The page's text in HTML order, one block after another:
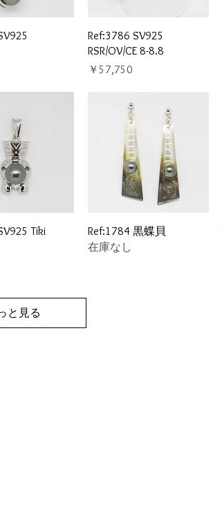
クビュー クイックビュー
Ref:3786 SV925
RSR/OV/CE 8-8.8
価格
￥57,750
クビューTiki
クイックビュー
Ref:1784 黒蝶貝
在庫なし
と見る